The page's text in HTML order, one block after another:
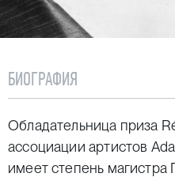
БИОГРАФИЯ
Обладательница приза
ассоциации артистов
имеет степень магистра